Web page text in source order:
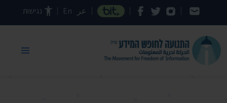
דילוג לתוכן העמוד عر En נגישות